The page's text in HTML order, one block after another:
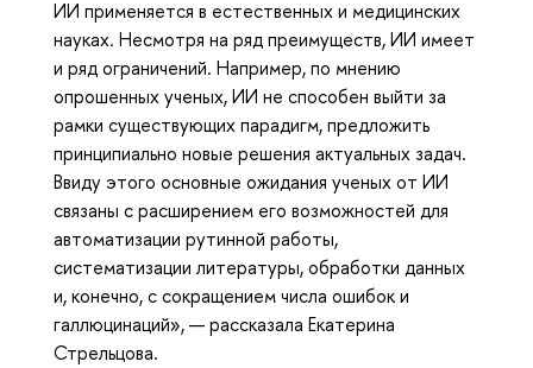
ИИ применяется в естественных и медицинских
науках. Несмотря на ряд преимуществ, ИИ имеет
и ряд ограничений. Например, по мнению
опрошенных ученых, ИИ не способен выйти за
рамки существующих парадигм, предложить
принципиально новые решения актуальных задач.
Ввиду этого основные ожидания ученых от ИИ
связаны с расширением его возможностей для
автоматизации рутинной работы,
систематизации литературы, обработки данных
и, конечно, с сокращением числа ошибок и
галлюцинаций», — рассказала Екатерина
Стрельцова.